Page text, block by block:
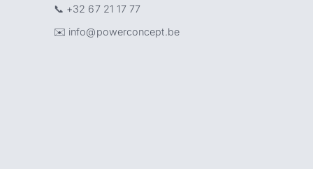
📞 +32 67 21 17 77
✉️ info@powerconcept.be